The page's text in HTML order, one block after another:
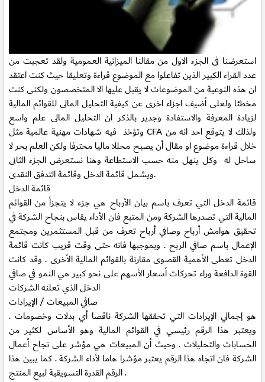
استعرضنا فى الجزء الاولمن مقالنا الميزانية العمومية ولقد تعجبت من
عدد القراء الكبير الذين تفاعلوا مع الموضوع قراءة وتعليقا حيث كنت اعتقد
ان هذه النوعية من الموضوعات لا يقبل عليها الا المتخصصون ولكنى كنت
مخطئا ولعلى أضيف اجزاء اخرىعن كيفية التحليل المالى للقوائم المالية
لزيادة المعرفة والاستفادة وجدير بالذكر ان التحليل المالى علم واسع
وتؤخذ فيه شهادات مهنية عالمية مثل CFA ولذلك لا يتوقع احد انه من
خلال قراءة موضوع او مقال أن يصبح محللا ماليا محترفا ولكن العلم بحر لا
ساحل له وكل ينهل منه حسب الاستطاعة وهنا نستعرض الجزء الثانى
ويشمل قائمة الدخل وقائمة التدفق النقدى.
قائمة الدخل
قائمة الدخل التي تعرف باسم بيان الأرباح هي جزء لا يتجزأ من القوائم
المالية التي تصدرها الشركة ومن المتبع فان الأداء يقاس بنجاح الشركة في
تحقيق هوامش أرباح وصافي أرباح تعرف من قبل المستثمرين ومجتمع
الإعمال باسم صافي الربح . وبموجبها فانه حتى وقت قريب كانت قائمة
الدخل تعطى الأهمية القصوى مقارنة بالقوائم المالية الأخرى . وقد كانت
القوة الدافعة وراء تحركات أسعار الأسهم على نحو كبير هي النمو في صافي
الدخل الذي تعلنه الشركات
صافي المبيعات / الإيرادات
هو إجمالي الإيرادات التي تحققها الشركة ناقصا أي بدلات وخصومات .
ويعتبر هذا الرقم رئيسي في القوائم المالية وهو الأساس لكثير من
الحسابات والتحليلات . وحيث أن المبيعات هي مؤشر على نجاح أعمال
الشركة فان اتجاه هذا الرقم يعتبر مؤشرا هاما لأداء الشركة . كما يبين هذا
الرقم القدرة التسويقية لبيع المنتج .